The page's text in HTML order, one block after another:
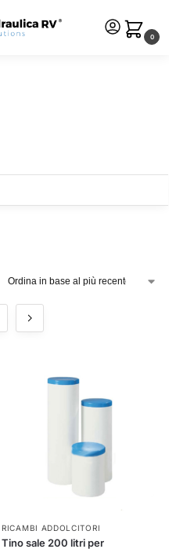
0
RICAMBI ADDOLCITORI
Tino sale 200 litri per